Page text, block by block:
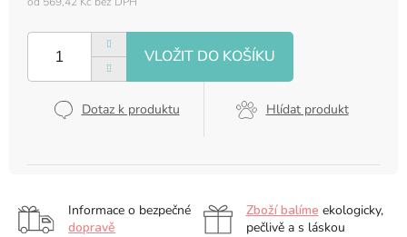
cena:
Dotaz k produktu Hlídat produkt
Informace o bezpečné
dopravě
Zboží balíme ekologicky,
pečlivě a s láskou